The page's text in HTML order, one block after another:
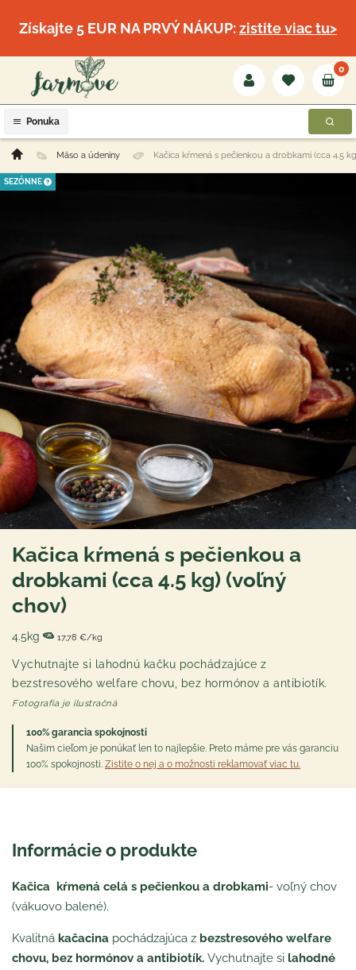
Získajte 5 EUR NA PRVÝ NÁKUP:zistite viac tu>
Ponuka
0
Mäso a údeniny Kačica kŕmená s pečienkou a drobkami (cca 4.5
SEZÓNNE
Kačica kŕmená s pečienkou a
drobkami (cca 4.5 kg) (voľný
chov)
4.5kg 17,78 €/kg
Vychutnajte si lahodnú kačku pochádzajúce z
bezstresového welfare chovu, bez hormónov a antibiotík.
Fotografia je ilustračná
100% garancia spokojnosti
Našim cieľom je ponúkať len to najlepšie. Preto máme pre vás garanciu
100% spokojnosti. Zistite o nej a o možnosti reklamovať viac tu.
Informácie o produkte
Kačica kŕmená celá s pečienkou a drobkami- voľný chov
(vákuovo balené).
Kvalitná kačacina pochádzajúca z bezstresového welfare
chovu, bez hormónov a antibiotík. Vychutnajte si lahodné